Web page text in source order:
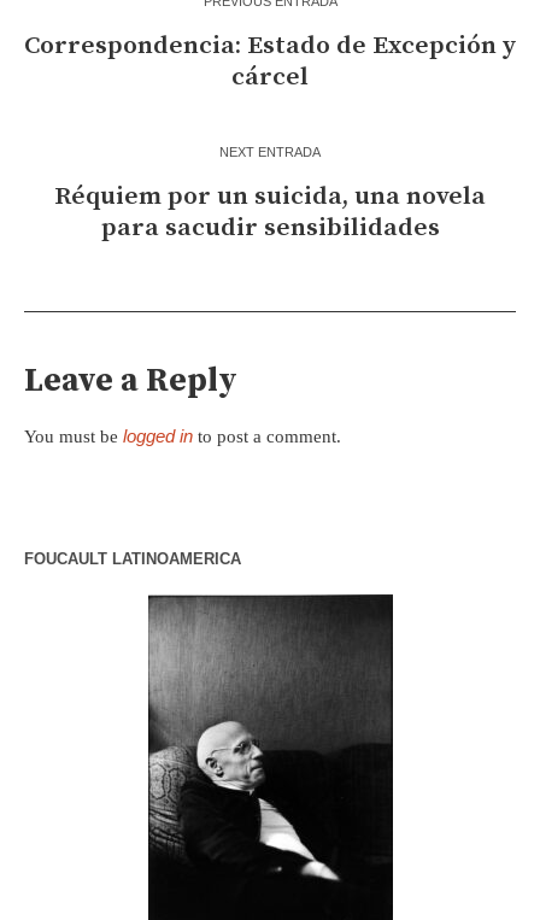
Correspondencia: Estado de Excepción y
cárcel
NEXT ENTRADA
Réquiem por un suicida, una novela
para sacudir sensibilidades
Leave a Reply
You must be logged in to post a comment.
FOUCAULT LATINOAMERICA